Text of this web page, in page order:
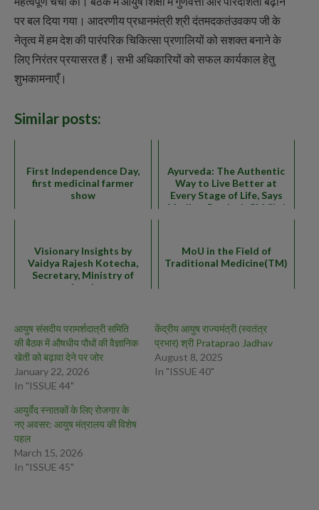
पर बल दिया गया। आदरणीय प्रधानमंत्री श्री दंतमदकतंउवकप जी के
नेतृत्व में हम देश की पारंपरिक चिकित्सा प्रणालियों को सशक्त बनाने के
लिए निरंतर प्रयासरत हैं। सभी अधिकारियों को सफल कार्यकाल हेतु
शुभकामनाएँ।
Similar posts:
First Independence Day,
first medicinal farmer
show
Ayurveda: The Authentic
Way to Live Better at
Every Stage of Life, Says
Madhya Pradesh CM Shri
Visionary Insights by
Vaidya Rajesh Kotecha,
Secretary, Ministry of
Ayush
MoU in the Field of
Traditional Medicine(TM)
आयुष संसदीय परामर्शदात्री समिति
की बैठक में औषधीय पौधों की वैज्ञानिक
खेती को बढ़ावा देने पर जोर
January 22, 2026
In "ISSUE 44"
केंद्रीय आयुष राज्यमंत्री (स्वतंत्र
प्रभार) श्री Prataprao Jadhav
August 8, 2025
In "ISSUE 40"
आयुर्वेद स्नातकों के लिए रोजगार के
नए अवसर: आयुष मंत्रालय की विशेष
पहल
March 15, 2026
In "ISSUE 45"